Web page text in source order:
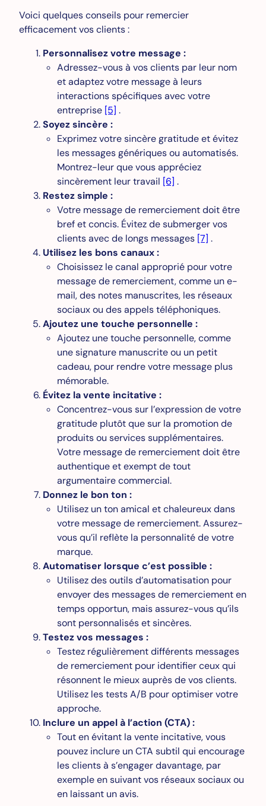
Voici quelques conseils pour remercier
efficacement vos clients :
Personnalisez votre message :
Adressez-vous à vos clients par leur nom
et adaptez votre message à leurs
interactions spécifiques avec votre
entreprise [5] .
Soyez sincère :
Exprimez votre sincère gratitude et évitez
les messages génériques ou automatisés.
Montrez-leur que vous appréciez
sincèrement leur travail [6] .
Restez simple :
Votre message de remerciement doit être
bref et concis. Évitez de submerger vos
clients avec de longs messages [7] .
Utilisez les bons canaux :
Choisissez le canal approprié pour votre
message de remerciement, comme un e-
mail, des notes manuscrites, les réseaux
sociaux ou des appels téléphoniques.
Ajoutez une touche personnelle :
Ajoutez une touche personnelle, comme
une signature manuscrite ou un petit
cadeau, pour rendre votre message plus
mémorable.
Évitez la vente incitative :
Concentrez-vous sur l’expression de votre
gratitude plutôt que sur la promotion de
produits ou services supplémentaires.
Votre message de remerciement doit être
authentique et exempt de tout
argumentaire commercial.
Donnez le bon ton :
Utilisez un ton amical et chaleureux dans
votre message de remerciement. Assurez-
vous qu’il reflète la personnalité de votre
marque.
Automatiser lorsque c’est possible :
Utilisez des outils d’automatisation pour
envoyer des messages de remerciement en
temps opportun, mais assurez-vous qu’ils
sont personnalisés et sincères.
Testez vos messages :
Testez régulièrement différents messages
de remerciement pour identifier ceux qui
résonnent le mieux auprès de vos clients.
Utilisez les tests A/B pour optimiser votre
approche.
Inclure un appel à l’action (CTA) :
Tout en évitant la vente incitative, vous
pouvez inclure un CTA subtil qui encourage
les clients à s’engager davantage, par
exemple en suivant vos réseaux sociaux ou
en laissant un avis.